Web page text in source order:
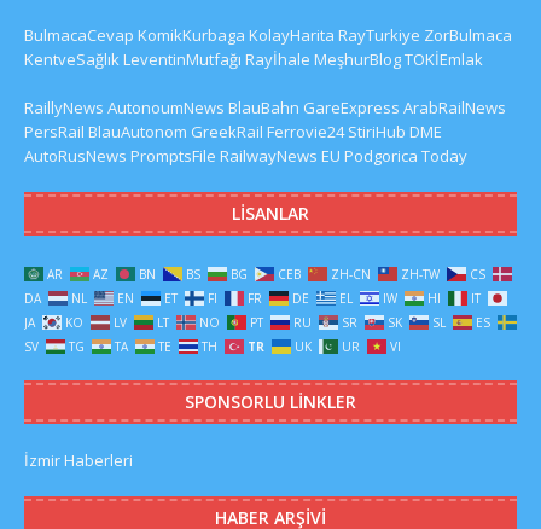
BulmacaCevap KomikKurbaga KolayHarita RayTurkiye ZorBulmaca
KentveSağlıkLeventinMutfağı Rayİhale MeşhurBlogTOKİEmlak
RaillyNews AutonoumNews BlauBahn GareExpress ArabRailNews
PersRail BlauAutonom GreekRail Ferrovie24 StiriHub DME
AutoRusNews PromptsFile RailwayNews EU Podgorica Today
LISANLAR
AR AZ BN BS BG CEB ZH-CN ZH-TW
CS
DA
NL EN ET FI FR DE EL IW HI
IT
JA
KO LV LT NO PT RU SR SK SL
ES
SV
TG TA TE TH TR UK UR VI
SPONSORLU LINKLER
İzmir Haberleri
HABER ARŞIVI